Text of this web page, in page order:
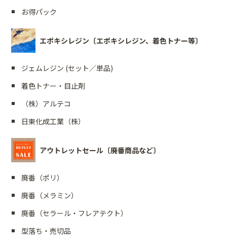
お得パック
エポキシレジン〔エポキシレジン、着色トナー等〕
ジェムレジン (セット／単品)
着色トナー・目止剤
（株）アルテコ
日東化成工業（株）
アウトレットセール〔廃番商品など〕
廃番（ポリ）
廃番（メラミン）
廃番（セラール・フレアテクト）
型落ち・売切品